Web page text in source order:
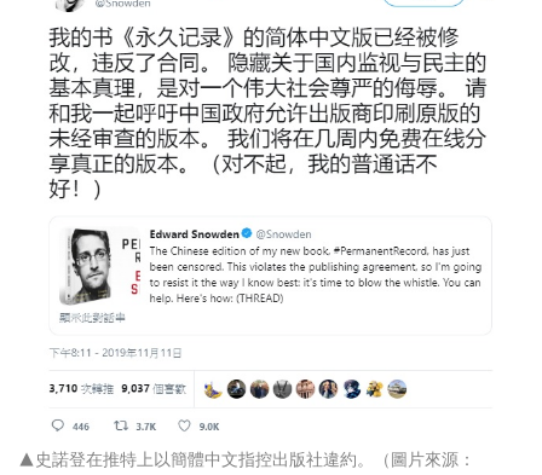
▲史諾登在推特上以簡體中文指控出版社違約。（圖片來源：